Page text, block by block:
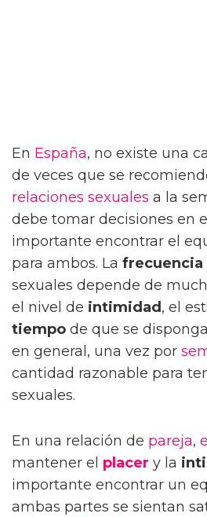
En España, no existe una
de veces que se
relaciones sexuales a la
debe tomar decisiones en
importante encontrar el
para ambos. La frecuencia
sexuales depende de
el nivel de intimidad , el
tiempo de que se
en general, una vez por
cantidad razonable para
sexuales.
En una relación de pareja,
mantener el placer y la
importante encontrar un
ambas partes se sientan